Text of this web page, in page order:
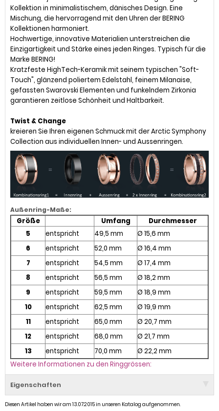
Kollektion in minimalistischem, dänisches Design. Eine
Mischung, die hervorragend mit den Uhren der BERING
Kollektionen harmoniert.
Hochwertige, innovative Materialien unterstreichen die
Einzigartigkeit und Stärke eines jeden Ringes. Typisch für die
Marke BERING!
Kratzfeste HighTech-Keramik mit seinem typischen "Soft-
Touch", glänzend poliertem Edelstahl, feinem Milanaise,
gefassten Swarovski Elementen und funkelndem Zirkonia
garantieren zeitlose Schönheit und Haltbarkeit.
Twist & Change
kreieren Sie Ihren eigenen Schmuck mit der Arctic Symphony
Collection aus individuellen Innen- und Aussenringen.
Außenring-Maße:
Größe Umfang
Durchmesser
5
entspricht 49,5 mm
Ø 15,6 mm
6
entspricht 52,0 mm
Ø 16,4 mm
7
entspricht 54,5 mm
Ø 17,4 mm
8
entspricht 56,5 mm
Ø 18,2 mm
9
entspricht 59,5 mm
Ø 18,9 mm
10
entspricht 62,5 mm
Ø 19,9 mm
11
entspricht 65,0 mm
Ø 20,7 mm
12
entspricht 68,0 mm
Ø 21,7 mm
13
entspricht 70,0 mm
Ø 22,2 mm
Weitere Informationen zu den Ringgrössen:
Eigenschaften
Diesen Artikel haben wir am 13.07.2015 in unseren Katalog aufgenommen.